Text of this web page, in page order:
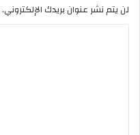
لن يتم نشر عنوان بريدك الإلكتروني.